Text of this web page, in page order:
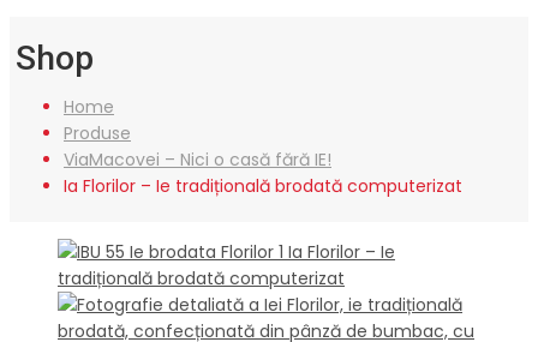
Shop
Home
Produse
ViaMacovei – Nici o casă fără IE!
Ia Florilor – Ie tradițională brodată computerizat